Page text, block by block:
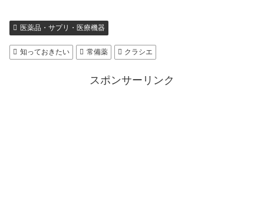
医薬品・サプリ・医療機器
知っておきたい 常備薬 クラシエ
スポンサーリンク